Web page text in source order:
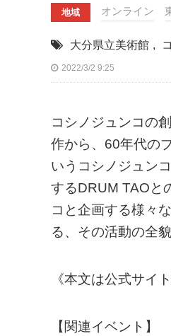
地域 オンライン
大分県立美術館 ,
2022/3/2 9:25
コシノジュンコの
作から、60年代の
いうコシノジュン
するDRUM TAOと
コと企画する様々
る、その活動の全
《本文は公式サイ
【関連イベント】